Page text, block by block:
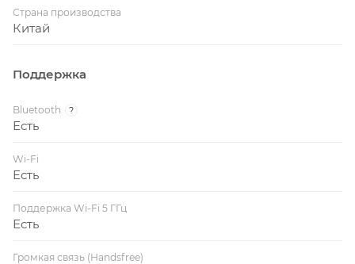
Страна производства
Китай
Поддержка
Bluetooth ?
Есть
Wi-Fi
Есть
Поддержка Wi-Fi 5 ГГц
Есть
Громкая связь (Handsfree)